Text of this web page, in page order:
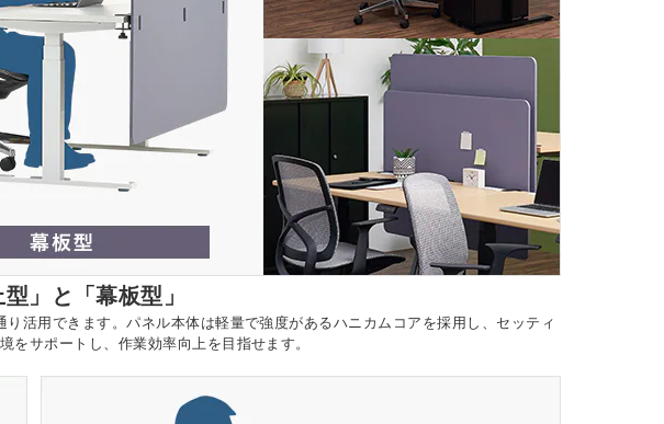
」と「幕板型」
活用できます。パネル本体は軽量で強度があるハニカムコアを採用し、セッティ
をサポートし、作業効率向上を目指せます。